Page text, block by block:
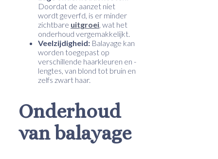
Doordat de aanzet niet
wordt geverfd, is er minder
zichtbare uitgroei , wat het
onderhoud vergemakkelijkt.
Veelzijdigheid: Balayage kan
worden toegepast op
verschillende haarkleuren en -
lengtes, van blond tot bruin en
zelfs zwart haar.
Onderhoud
van balayage